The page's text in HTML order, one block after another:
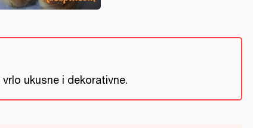
vrlo ukusne i dekorativne.